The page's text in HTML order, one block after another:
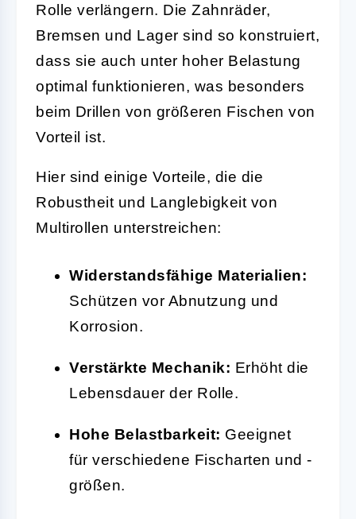
Rolle verlängern. Die Zahnräder,
Bremsen und Lager sind so konstruiert,
dass sie auch unter hoher Belastung
optimal funktionieren, was besonders
beim Drillen von größeren Fischen von
Vorteil ist.
Hier sind einige Vorteile, die die
Robustheit und Langlebigkeit von
Multirollen unterstreichen:
Widerstandsfähige Materialien:
Schützen vor Abnutzung und
Korrosion.
Verstärkte Mechanik: Erhöht die
Lebensdauer der Rolle.
Hohe Belastbarkeit: Geeignet
für verschiedene Fischarten und -
größen.